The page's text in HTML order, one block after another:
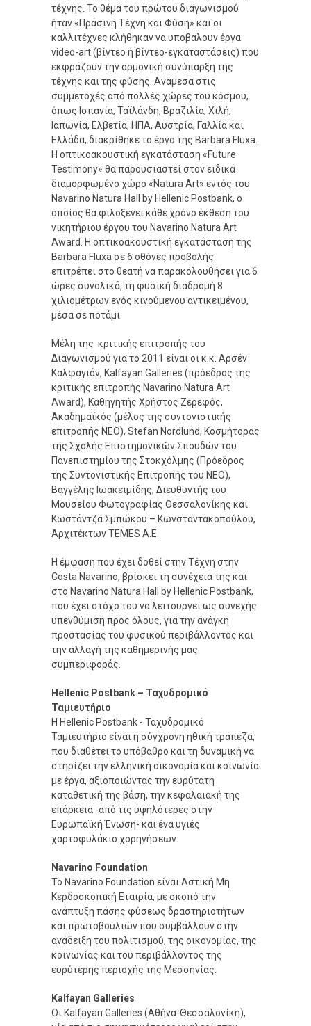
τέχνης. Το θέμα του πρώτου διαγωνισμού
ήταν «Πράσινη Τέχνη και Φύση» και οι
καλλιτέχνες κλήθηκαν να υποβάλουν έργα
video-art (βίντεο ή βίντεο-εγκαταστάσεις) που
εκφράζουν την αρμονική συνύπαρξη της
τέχνης και της φύσης. Ανάμεσα στις
συμμετοχές από πολλές χώρες του κόσμου,
όπως Ισπανία, Ταϊλάνδη, Βραζιλία, Χιλή,
Ιαπωνία, Ελβετία, ΗΠΑ, Αυστρία, Γαλλία και
Ελλάδα, διακρίθηκε το έργο της Barbara Fluxa.
Η οπτικοακουστική εγκατάσταση «Future
Testimony» θα παρουσιαστεί στον ειδικά
διαμορφωμένο χώρο «Natura Art» εντός του
Navarino Natura Hall by Hellenic Postbank, ο
οποίος θα φιλοξενεί κάθε χρόνο έκθεση του
νικητήριου έργου του Navarino Natura Art
Award. Η οπτικοακουστική εγκατάσταση της
Barbara Fluxa σε 6 οθόνες προβολής
επιτρέπει στο θεατή να παρακολουθήσει για 6
ώρες συνολικά, τη φυσική διαδρομή 8
χιλιομέτρων ενός κινούμενου αντικειμένου,
μέσα σε ποτάμι.
Μέλη της κριτικής επιτροπής του
Διαγωνισμού για το 2011 είναι οι κ.κ. Αρσέν
Καλφαγιάν, Kalfayan Galleries (πρόεδρος της
κριτικής επιτροπής Navarino Natura Art
Award), Καθηγητής Χρήστος Ζερεφός,
Ακαδημαϊκός (μέλος της συντονιστικής
επιτροπής ΝΕΟ), Stefan Nordlund, Κοσμήτορας
της Σχολής Επιστημονικών Σπουδών του
Πανεπιστημίου της Στοκχόλμης (Πρόεδρος
της Συντονιστικής Επιτροπής του ΝΕΟ),
Βαγγέλης Ιωακειμίδης, Διευθυντής του
Μουσείου Φωτογραφίας Θεσσαλονίκης και
Κωστάντζα Σμπώκου – Κωνσταντακοπούλου,
Αρχιτέκτων TEMES Α.Ε.
Η έμφαση που έχει δοθεί στην Τέχνη στην
Costa Navarino, βρίσκει τη συνέχειά της και
στο Navarino Natura Hall by Hellenic Postbank,
που έχει στόχο του να λειτουργεί ως συνεχής
υπενθύμιση προς όλους, για την ανάγκη
προστασίας του φυσικού περιβάλλοντος και
την αλλαγή της καθημερινής μας
συμπεριφοράς.
Hellenic Postbank – Ταχυδρομικό
Ταμιευτήριο
Η Hellenic Postbank - Ταχυδρομικό
Ταμιευτήριο είναι η σύγχρονη ηθική τράπεζα,
που διαθέτει το υπόβαθρο και τη δυναμική να
στηρίζει την ελληνική οικονομία και κοινωνία
με έργα, αξιοποιώντας την ευρύτατη
καταθετική της βάση, την κεφαλαιακή της
επάρκεια -από τις υψηλότερες στην
Ευρωπαϊκή Ένωση- και ένα υγιές
χαρτοφυλάκιο χορηγήσεων.
Navarino Foundation
Το Navarino Foundation είναι Αστική Μη
Κερδοσκοπική Εταιρία, με σκοπό την
ανάπτυξη πάσης φύσεως δραστηριοτήτων
και πρωτοβουλιών που συμβάλλουν στην
ανάδειξη του πολιτισμού, της οικονομίας, της
κοινωνίας και του περιβάλλοντος της
ευρύτερης περιοχής της Μεσσηνίας.
Kalfayan Galleries
Οι Kalfayan Galleries (Αθήνα-Θεσσαλονίκη),